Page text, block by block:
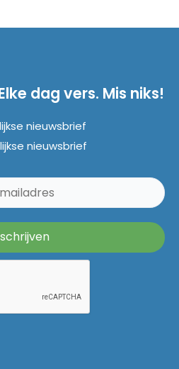
dag vers. Mis niks!
nieuwsbrief
nieuwsbrief